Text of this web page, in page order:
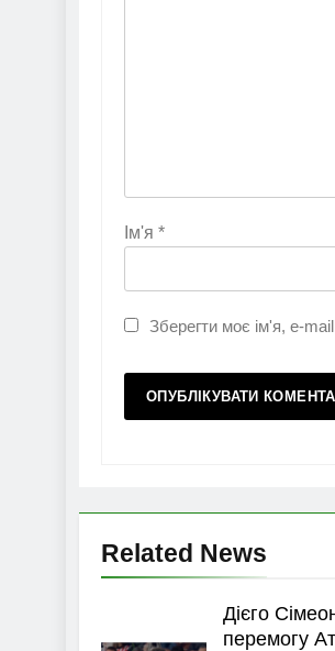
Ім'я *
Зберегти моє ім'я, e-
Related News
Дієго
перемогу